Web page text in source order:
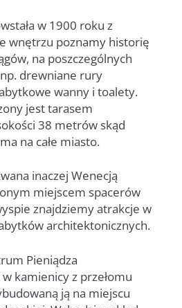
w 1900 roku z
wnętrzu poznamy historię
na poszczególnych
drewniane rury
wanny i toalety.
jest tarasem
38 metrów skąd
na całe miasto.
inaczej Wenecją
miejscem spacerów
znajdziemy atrakcje w
architektonicznych.
Pieniądza
kamienicy z przełomu
ją na miejscu